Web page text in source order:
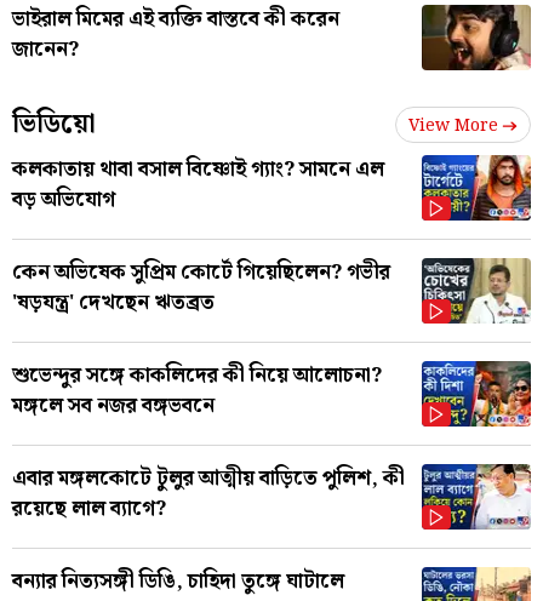
ভাইরাল মিমের এই ব্যক্তি বাস্তবে কী করেন
জানেন?
ভিডিয়ো View More
কলকাতায় থাবা বসাল বিষ্ণোই গ্যাং? সামনে এল
বড় অভিযোগ
কেন অভিষেক সুপ্রিম কোর্টে গিয়েছিলেন? গভীর
'ষড়যন্ত্র' দেখছেন ঋতব্রত
শুভেন্দুর সঙ্গে কাকলিদের কী নিয়ে আলোচনা?
মঙ্গলে সব নজর বঙ্গভবনে
এবার মঙ্গলকোটে টুলুর আত্মীয় বাড়িতে পুলিশ, কী
রয়েছে লাল ব্যাগে?
বন্যার নিত্যসঙ্গী ডিঙি, চাহিদা তুঙ্গে ঘাটালে